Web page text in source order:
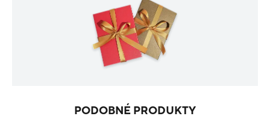
PODOBNÉ PRODUKTY